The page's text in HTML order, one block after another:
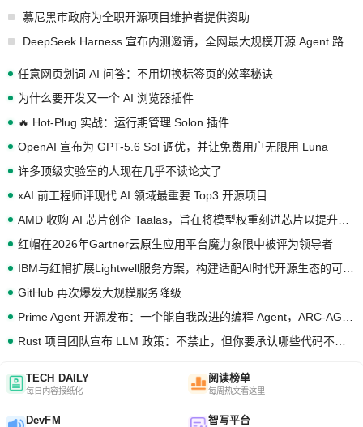
慕尼黑市政府为全职开源项目维护者提供资助
任意网页划词 AI 问答：不用切换标签页的效率秘诀
为什么要开发又一个 AI 浏览器插件
🔥 Hot-Plug 实战：运行期管理 Solon 插件
OpenAI 宣布为 GPT-5.6 Sol 调优，并让免费用户无限用 Luna
许多顶级实验室的人现在几乎不读论文了
xAI 前工程师评现代 AI 领域最重要 Top3 开源项目
红帽在2026年Gartner云原生应用平台魔力象限中被评为领导者
GitHub 再次爆发大规模服务降级
TECH DAILY
每日内容报纸化
阅读榜单
每周热文看这里
DevFM 智写平台